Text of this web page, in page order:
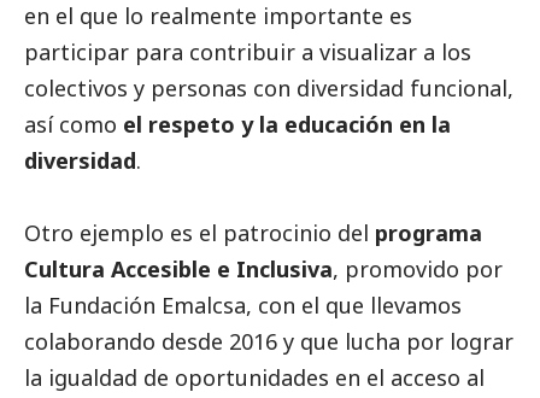
en el que lo realmente importante es
participar para contribuir a visualizar a los
colectivos y personas con diversidad funcional,
así como el respeto y la educación en la
diversidad.
Otro ejemplo es el patrocinio del programa
Cultura Accesible e Inclusiva, promovido por
la Fundación Emalcsa, con el que llevamos
colaborando desde 2016 y que lucha por lograr
la igualdad de oportunidades en el acceso al